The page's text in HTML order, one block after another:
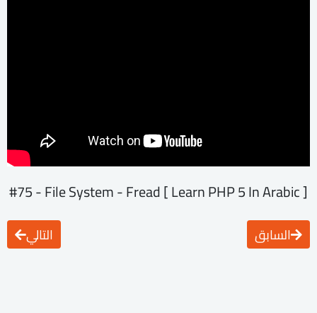
[ Learn PHP 5 In Arabic ] #75 - File System - Fread
السابق التالي